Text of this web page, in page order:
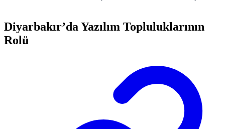
Diyarbakır’da Yazılım Topluluklarının
Rolü